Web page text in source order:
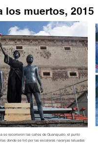
los muertos, 2015
se recorrieron las calles de Guanajuato, el punto
donde se tiró por las escaleras naranjas tatuadas